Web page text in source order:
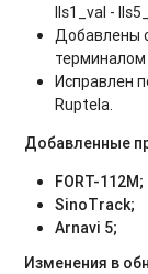
lls1_val -
Добавлены
терминалом
Исправлен
Ruptela.
Добавленные
FORT-112M;
SinoTrack;
Arnavi 5;
Изменения в